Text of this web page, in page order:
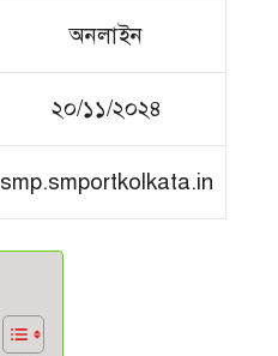
অনলাইন
২০/১১/২০২৪
smp.smportkolkata.in